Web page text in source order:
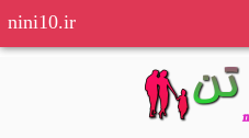
nini10.ir